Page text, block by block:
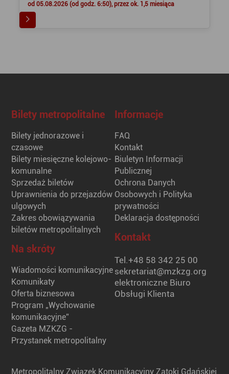
od 05.08.2026 (od godz. 6:50), przez ok. 1,5 miesiąca
Bilety metropolitalne
Bilety jednorazowe i
czasowe
Bilety miesięczne kolejowo-
komunalne
Sprzedaż biletów
Uprawnienia do przejazdów
ulgowych
Zakres obowiązywania
biletów metropolitalnych
Na skróty
Wiadomości komunikacyjne
Komunikaty
Oferta biznesowa
Program „Wychowanie
komunikacyjne”
Gazeta MZKZG -
Przystanek metropolitalny
Informacje
FAQ
Kontakt
Biuletyn Informacji
Publicznej
Ochrona Danych
Osobowych i Polityka
prywatności
Deklaracja dostępności
Kontakt
Tel.+48 58 342 25 00
sekretariat@mzkzg.org
elektroniczne Biuro
Obsługi Klienta
Metropolitalny Związek Komunikacyjny Zatoki Gdańskiej